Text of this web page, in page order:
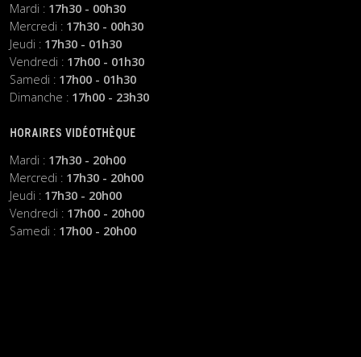
Mardi : 17h30 - 00h30
Mercredi : 17h30 - 00h30
Jeudi : 17h30 - 01h30
Vendredi : 17h00 - 01h30
Samedi : 17h00 - 01h30
Dimanche : 17h00 - 23h30
HORAIRES VIDÉOTHÈQUE
Mardi : 17h30 - 20h00
Mercredi : 17h30 - 20h00
Jeudi : 17h30 - 20h00
Vendredi : 17h00 - 20h00
Samedi : 17h00 - 20h00